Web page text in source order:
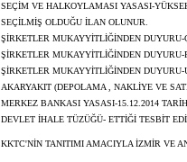
SEÇİM VE HALKOYLAMASI YASASI-
SEÇİLMİŞ OLDUĞU İLAN OLUNUR.
ŞİRKETLER MUKAYYİTLİĞİNDEN
ŞİRKETLER MUKAYYİTLİĞİNDEN
ŞİRKETLER MUKAYYİTLİĞİNDEN
AKARYAKIT (DEPOLAMA , NAKLİYE VE
MERKEZ BANKASI YASASI-15.12.2014
DEVLET İHALE TÜZÜĞÜ- ETTİĞİ TESBİT
KKTC'NİN TANITIMI AMACIYLA İZMİR VE